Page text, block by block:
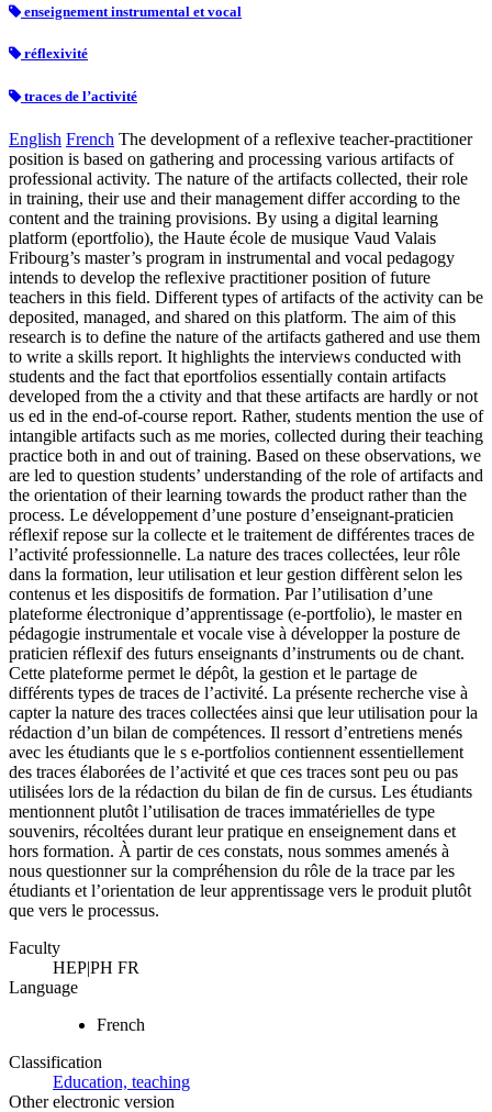
enseignement instrumental et vocal
réflexivité
traces de l’activité
English French The development of a reflexive teacher-practitioner
position is based on gathering and processing various artifacts of
professional activity. The nature of the artifacts collected, their role
in training, their use and their management differ according to the
content and the training provisions. By using a digital learning
platform (eportfolio), the Haute école de musique Vaud Valais
Fribourg’s master’s program in instrumental and vocal pedagogy
intends to develop the reflexive practitioner position of future
teachers in this field. Different types of artifacts of the activity can be
deposited, managed, and shared on this platform. The aim of this
research is to define the nature of the artifacts gathered and use them
to write a skills report. It highlights the interviews conducted with
students and the fact that eportfolios essentially contain artifacts
developed from the a ctivity and that these artifacts are hardly or not
us ed in the end-of-course report. Rather, students mention the use of
intangible artifacts such as me mories, collected during their teaching
practice both in and out of training. Based on these observations, we
are led to question students’ understanding of the role of artifacts and
the orientation of their learning towards the product rather than the
process. Le développement d’une posture d’enseignant-praticien
réflexif repose sur la collecte et le traitement de différentes traces de
l’activité professionnelle. La nature des traces collectées, leur rôle
dans la formation, leur utilisation et leur gestion diffèrent selon les
contenus et les dispositifs de formation. Par l’utilisation d’une
plateforme électronique d’apprentissage (e-portfolio), le master en
pédagogie instrumentale et vocale vise à développer la posture de
praticien réflexif des futurs enseignants d’instruments ou de chant.
Cette plateforme permet le dépôt, la gestion et le partage de
différents types de traces de l’activité. La présente recherche vise à
capter la nature des traces collectées ainsi que leur utilisation pour la
rédaction d’un bilan de compétences. Il ressort d’entretiens menés
avec les étudiants que le s e-portfolios contiennent essentiellement
des traces élaborées de l’activité et que ces traces sont peu ou pas
utilisées lors de la rédaction du bilan de fin de cursus. Les étudiants
mentionnent plutôt l’utilisation de traces immatérielles de type
souvenirs, récoltées durant leur pratique en enseignement dans et
hors formation. À partir de ces constats, nous sommes amenés à
nous questionner sur la compréhension du rôle de la trace par les
étudiants et l’orientation de leur apprentissage vers le produit plutôt
que vers le processus.
Faculty
HEP|PH FR
Language
French
Classification
Education, teaching
Other electronic version